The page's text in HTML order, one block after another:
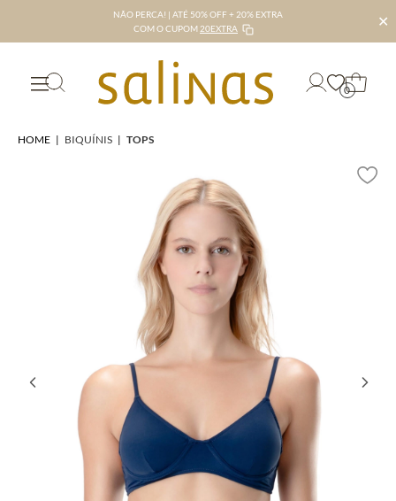
NÃO PERCA! | ATÉ 50% OFF + 20% EXTRA
COM O CUPOM 20EXTRA ✕
0
HOME | BIQUÍNIS | TOPS